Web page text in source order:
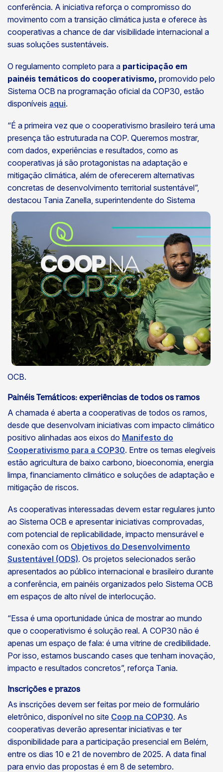
conferência. A iniciativa reforça o compromisso do
movimento com a transição climática justa e oferece às
cooperativas a chance de dar visibilidade internacional a
suas soluções sustentáveis.
O regulamento completo para a participação em
painéis temáticos do cooperativismo, promovido pelo
Sistema OCB na programação oficial da COP30, estão
disponíveis aqui.
“É a primeira vez que o cooperativismo brasileiro terá uma
presença tão estruturada na COP. Queremos mostrar,
com dados, experiências e resultados, como as
cooperativas já são protagonistas na adaptação e
mitigação climática, além de oferecerem alternativas
concretas de desenvolvimento territorial sustentável”,
destacou Tania Zanella, superintendente do Sistema
OCB.
Painéis Temáticos: experiências de todos os ramos
A chamada é aberta a cooperativas de todos os ramos,
desde que desenvolvam iniciativas com impacto climático
positivo alinhadas aos eixos do Manifesto do
Cooperativismo para a COP30. Entre os temas elegíveis
estão agricultura de baixo carbono, bioeconomia, energia
limpa, financiamento climático e soluções de adaptação e
mitigação de riscos.
As cooperativas interessadas devem estar regulares junto
ao Sistema OCB e apresentar iniciativas comprovadas,
com potencial de replicabilidade, impacto mensurável e
conexão com os Objetivos do Desenvolvimento
Sustentável (ODS). Os projetos selecionados serão
apresentados ao público internacional e brasileiro durante
a conferência, em painéis organizados pelo Sistema OCB
em espaços de alto nível de interlocução.
“Essa é uma oportunidade única de mostrar ao mundo
que o cooperativismo é solução real. A COP30 não é
apenas um espaço de fala: é uma vitrine de credibilidade.
Por isso, estamos buscando cases que tenham inovação,
impacto e resultados concretos”, reforça Tania.
Inscrições e prazos
As inscrições devem ser feitas por meio de formulário
eletrônico, disponível no site Coop na COP30. As
cooperativas deverão apresentar iniciativas e ter
disponibilidade para a participação presencial em Belém,
entre os dias 10 e 21 de novembro de 2025. A data final
para envio das propostas é em 8 de setembro.